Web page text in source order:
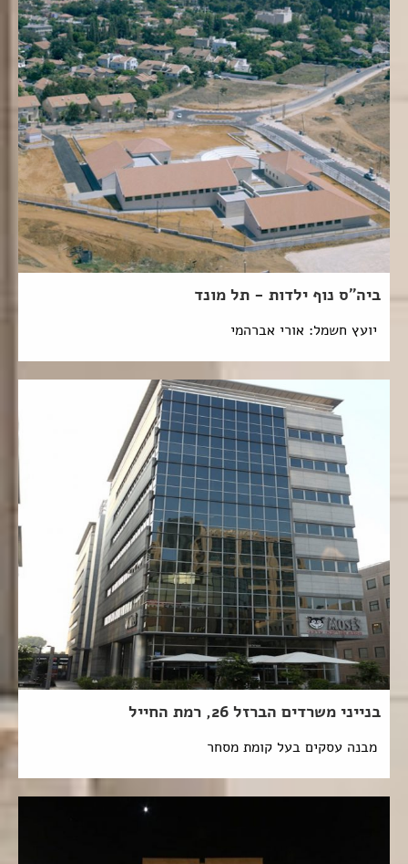
ביה"ס נוף ילדות - תל מונד
יועץ חשמל: אורי אברהמי
בנייני משרדים הברזל 26, רמת החייל
מבנה עסקים בעל קומת מסחר